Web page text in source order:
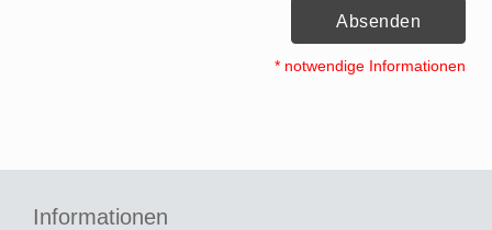
Absenden
* notwendige Informationen
Informationen